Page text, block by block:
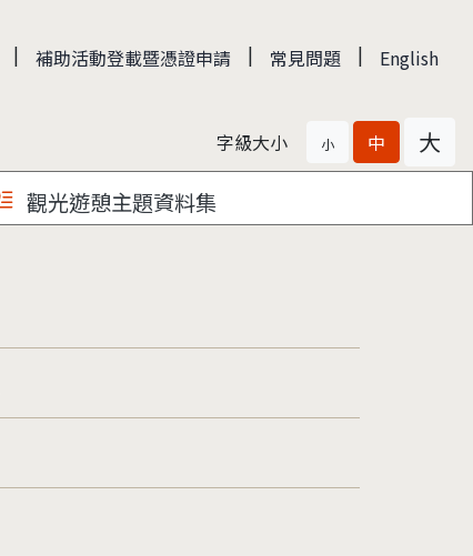
| 補助活動登載暨憑證申請 | 常見問題 | English
字級大小 小 中 大
觀光遊憩主題資料集